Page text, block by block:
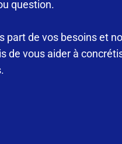
question.
part de vos besoins et
de vous aider à